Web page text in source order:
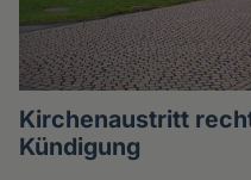
Kirchenaustritt
Kündigung